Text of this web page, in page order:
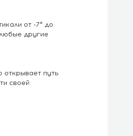
от -7° до
другие
открывает путь
своей